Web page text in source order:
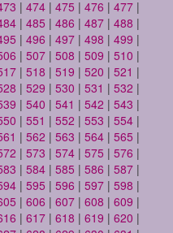
| 474 | 475 | 476 | 477 |
| 485 | 486 | 487 | 488 |
| 496 | 497 | 498 | 499 |
| 507 | 508 | 509 | 510 |
| 518 | 519 | 520 | 521 |
| 529 | 530 | 531 | 532 |
| 540 | 541 | 542 | 543 |
| 551 | 552 | 553 | 554 |
| 562 | 563 | 564 | 565 |
| 573 | 574 | 575 | 576 |
| 584 | 585 | 586 | 587 |
| 595 | 596 | 597 | 598 |
| 606 | 607 | 608 | 609 |
| 617 | 618 | 619 | 620 |